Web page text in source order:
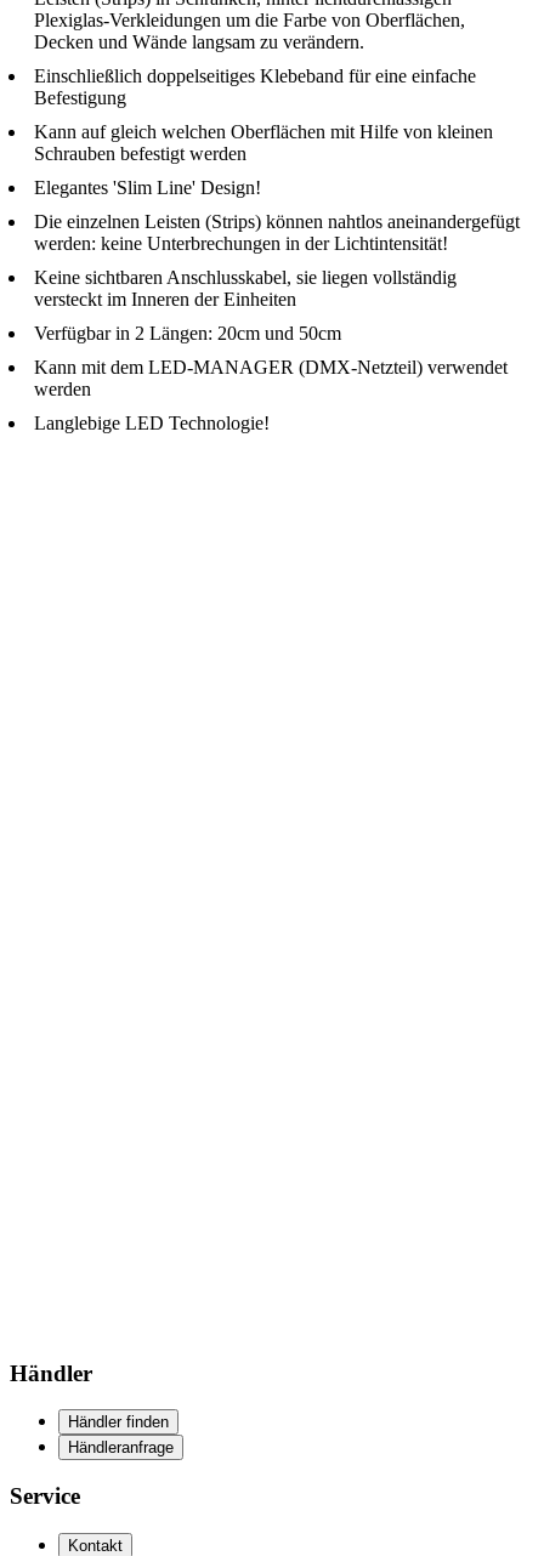
Plexiglas-Verkleidungen um die Farbe von Oberflächen,
Decken und Wände langsam zu verändern.
Einschließlich doppelseitiges Klebeband für eine einfache
Befestigung
Kann auf gleich welchen Oberflächen mit Hilfe von kleinen
Schrauben befestigt werden
Elegantes 'Slim Line' Design!
Die einzelnen Leisten (Strips) können nahtlos aneinandergefügt
werden: keine Unterbrechungen in der Lichtintensität!
Keine sichtbaren Anschlusskabel, sie liegen vollständig
versteckt im Inneren der Einheiten
Verfügbar in 2 Längen: 20cm und 50cm
Kann mit dem LED-MANAGER (DMX-Netzteil) verwendet
werden
Langlebige LED Technologie!
Händler
Händler finden
Händleranfrage
Service
Kontakt